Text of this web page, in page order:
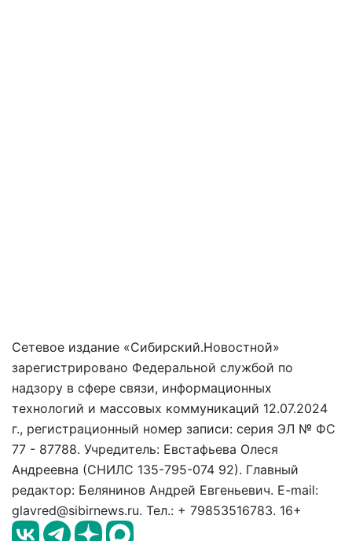
Сетевое издание «Сибирский.Новостной»
зарегистрировано Федеральной службой по
надзору в сфере связи, информационных
технологий и массовых коммуникаций 12.07.2024
г., регистрационный номер записи: серия ЭЛ № ФС
77 - 87788. Учредитель: Евстафьева Олеся
Андреевна (СНИЛС 135-795-074 92). Главный
редактор: Белянинов Андрей Евгеньевич. E-mail:
glavred@sibirnews.ru. Тел.: + 79853516783. 16+